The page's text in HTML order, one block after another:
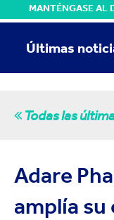
MANTÉNGASE AL
Últimas
Todas las
Adare
amplía